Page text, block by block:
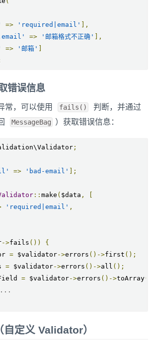
=> 'required|email'
],
=> '邮箱格式不正确'
],
=> '邮箱'
错误信息
常，可以使用 fails() 判断，并通过
MessageBag ）获取错误信息：
;
=> 'bad-email' ];
:: make ( $data ,
'required|email' ,
->fails ())
{
= $validator->errors ()->first ();
= $validator->errors ()->all ();
= $validator->errors ()->toArray();
...
自定义 Validator）